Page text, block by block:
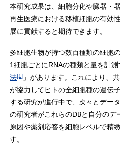
本研究成果は、細胞分化や臓器・
再生医療における移植細胞の有効
展に貢献すると期待できます。
多細胞生物が持つ数百種類の細胞
1細胞ごとにRNAの種類と量を計測
法[1] 」があります。これにより、
が協力してヒトの全細胞種の遺伝
する研究が進行中で、次々とデー
の研究者がこれらのDBと自分のデ
原因や薬剤応答を細胞レベルで精
す。